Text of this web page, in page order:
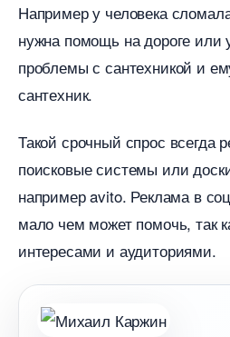
Например у человека
нужна помощь на дороге или
проблемы с сантехникой и
сантехник.
Такой срочный спрос всегда
поисковые системы или
например avito. Реклама в
мало чем может помочь, так
интересами и аудиториями.